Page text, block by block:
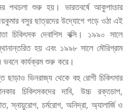
পথচলা শুরু হয়। ভারতবর্ষে আকুপাংচার
বসুর ছাত্রদের উদ্যোগে গড়ে ওঠা এই
চিকিৎসক দেবাশিস বক্সি। ১৯৯০ সালে
হয় এবং ১৯৯৮ সালে মৌরিগ্রাম
ভবনে কার্যক্রম শুরু করে।
ছাড়াও ভিনরাজ্য থেকে বহু রোগী চিকিৎসার
চিকিৎসকদের দাবি, উচ্চ রক্তচাপ,
স্নায়ুরোগ, চর্মরোগ, অনিদ্রা, অ্যালার্জি ও